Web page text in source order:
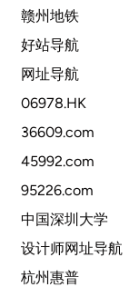
赣州地铁
好站导航
网址导航
06978.HK
36609.com
45992.com
95226.com
中国深圳大学
设计师网址导航
杭州惠普